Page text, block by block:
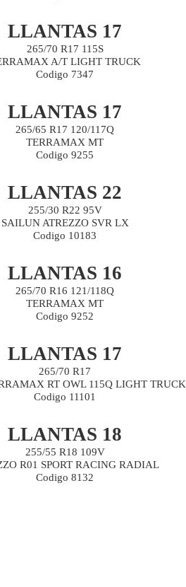
LLANTAS 17
265/70 R17 115S
A/T LIGHT TRUCK
Codigo 7347
LLANTAS 17
265/65 R17 120/117Q
TERRAMAX MT
Codigo 9255
LLANTAS 22
255/30 R22 95V
SAILUN ATREZZO SVR LX
Codigo 10183
LLANTAS 16
265/70 R16 121/118Q
TERRAMAX MT
Codigo 9252
LLANTAS 17
265/70 R17
RT OWL 115Q LIGHT TRUCK
Codigo 11101
LLANTAS 18
255/55 R18 109V
R01 SPORT RACING RADIAL
Codigo 8132